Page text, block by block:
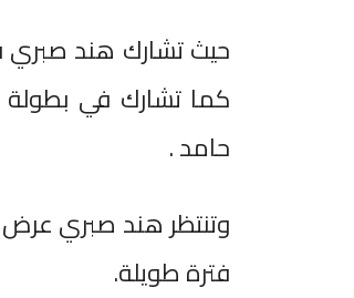
حيث تشارك هند صبري
حامد .
وتنتظر هند صبري عرض
فترة طويلة.